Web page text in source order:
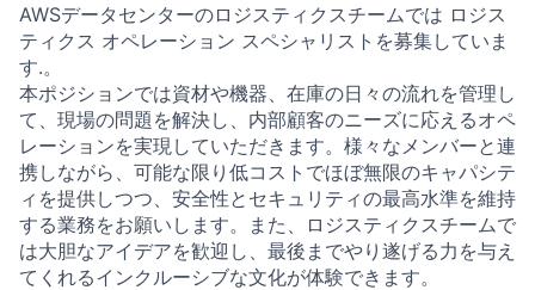
AWSデータセンターのロジスティクスチームでは ロジス
ティクス オペレーション スペシャリストを募集していま
す.。
本ポジションでは資材や機器、在庫の日々の流れを管理し
て、現場の問題を解決し、内部顧客のニーズに応えるオペ
レーションを実現していただきます。様々なメンバーと連
携しながら、可能な限り低コストでほぼ無限のキャパシテ
ィを提供しつつ、安全性とセキュリティの最高水準を維持
する業務をお願いします。また、ロジスティクスチームで
は大胆なアイデアを歓迎し、最後までやり遂げる力を与え
てくれるインクルーシブな文化が体験できます。